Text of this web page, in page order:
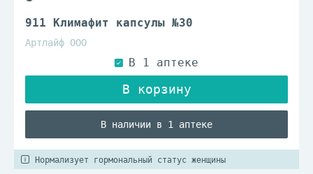
911 Климафит капсулы №30
Артлайф ООО
В наличии в 1 аптеке
Нормализует гормональный статус женщины